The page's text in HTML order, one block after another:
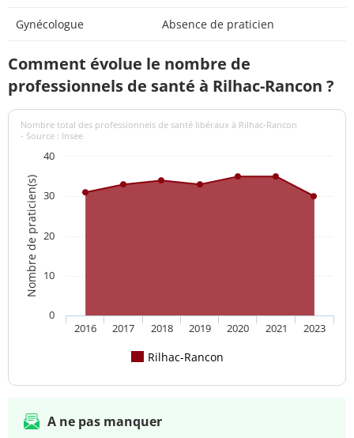
Gynécologue Absence de praticien
Comment évolue le nombre de
professionnels de santé à Rilhac-Rancon ?
Nombre de praticien(s)
Nombre total des professionnels de santé libéraux à Rilhac-Rancon
- Source : Insee
Rilhac-Rancon
2016 2017 2018 2019 2020 2021 2023
0
10
20
30
40
A ne pas manquer